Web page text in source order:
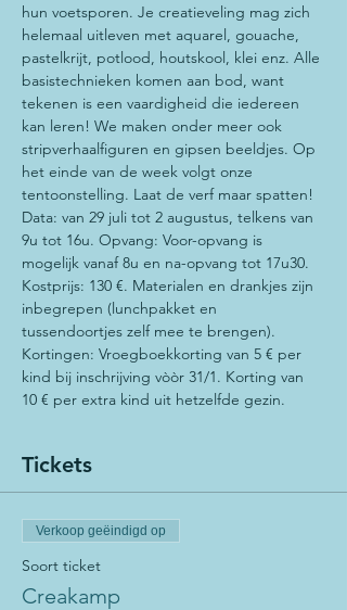
hun voetsporen. Je creatieveling mag zich
helemaal uitleven met aquarel, gouache,
pastelkrijt, potlood, houtskool, klei enz. Alle
basistechnieken komen aan bod, want
tekenen is een vaardigheid die iedereen
kan leren! We maken onder meer ook
stripverhaalfiguren en gipsen beeldjes. Op
het einde van de week volgt onze
tentoonstelling. Laat de verf maar spatten!
Data: van 29 juli tot 2 augustus, telkens van
9u tot 16u. Opvang: Voor-opvang is
mogelijk vanaf 8u en na-opvang tot 17u30.
Kostprijs: 130 €. Materialen en drankjes zijn
inbegrepen (lunchpakket en
tussendoortjes zelf mee te brengen).
Kortingen: Vroegboekkorting van 5 € per
kind bij inschrijving vòòr 31/1. Korting van
10 € per extra kind uit hetzelfde gezin.
Tickets
Verkoop geëindigd op
Soort ticket
Creakamp